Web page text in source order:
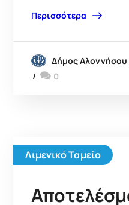
Περισσότερα
Δήμος Αλοννήσου
0
Λιμενικό Ταμείο